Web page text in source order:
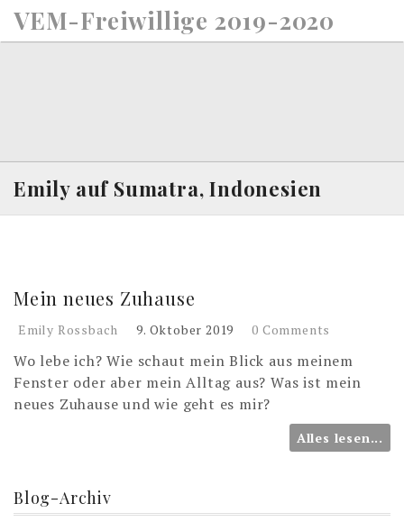
o
VEM-Freiwillige 2019-2020
Emily auf Sumatra, Indonesien
Mein neues Zuhause
Emily Rossbach 9. Oktober 2019 0 Comments
Wo lebe ich? Wie schaut mein Blick aus meinem
Fenster oder aber mein Alltag aus? Was ist mein
neues Zuhause und wie geht es mir?
Alles lesen...
Blog-Archiv